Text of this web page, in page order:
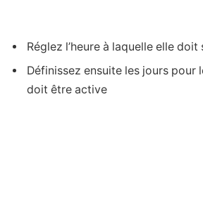
Réglez l’heure à laquelle elle
Définissez ensuite les jours pour
doit être active